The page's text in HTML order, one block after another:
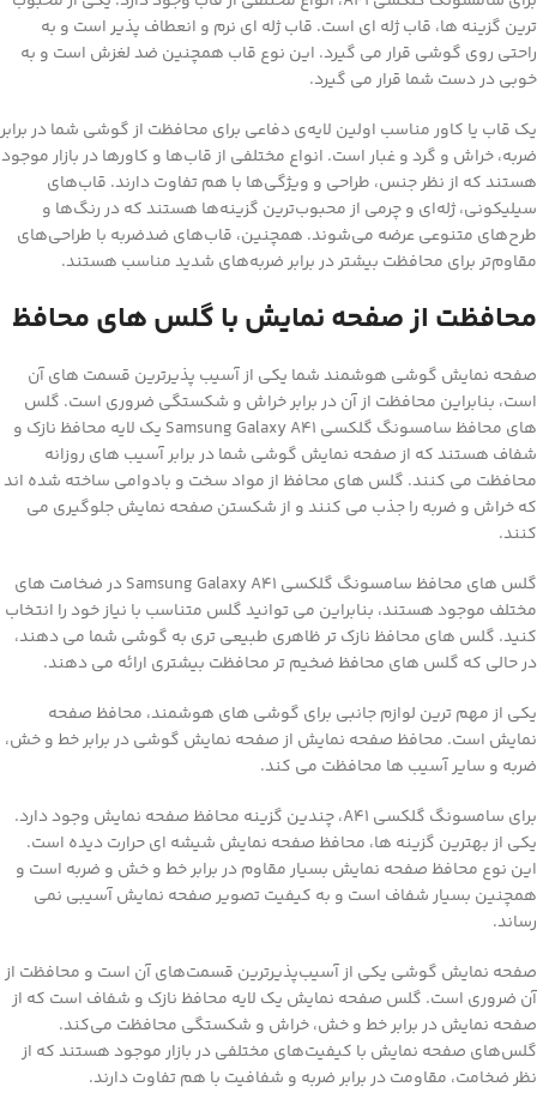
ترین گزینه ها، قاب ژله ای است. قاب ژله ای نرم و انعطاف پذیر است و به
راحتی روی گوشی قرار می گیرد. این نوع قاب همچنین ضد لغزش است و به
خوبی در دست شما قرار می گیرد.
یک قاب یا کاور مناسب اولین لایه‌ی دفاعی برای محافظت از گوشی شما در برابر
ضربه، خراش و گرد و غبار است. انواع مختلفی از قاب‌ها و کاورها در بازار موجود
هستند که از نظر جنس، طراحی و ویژگی‌ها با هم تفاوت دارند. قاب‌های
سیلیکونی، ژله‌ای و چرمی از محبوب‌ترین گزینه‌ها هستند که در رنگ‌ها و
طرح‌های متنوعی عرضه می‌شوند. همچنین، قاب‌های ضدضربه با طراحی‌های
مقاوم‌تر برای محافظت بیشتر در برابر ضربه‌های شدید مناسب هستند.
محافظت از صفحه نمایش با گلس های محافظ
صفحه نمایش گوشی هوشمند شما یکی از آسیب پذیرترین قسمت های آن
است، بنابراین محافظت از آن در برابر خراش و شکستگی ضروری است. گلس
های محافظ سامسونگ گلکسی Samsung Galaxy A41 یک لایه محافظ نازک و
شفاف هستند که از صفحه نمایش گوشی شما در برابر آسیب های روزانه
محافظت می کنند. گلس های محافظ از مواد سخت و بادوامی ساخته شده اند
که خراش و ضربه را جذب می کنند و از شکستن صفحه نمایش جلوگیری می
کنند.
گلس های محافظ سامسونگ گلکسی Samsung Galaxy A41 در ضخامت های
مختلف موجود هستند، بنابراین می توانید گلس متناسب با نیاز خود را انتخاب
کنید. گلس های محافظ نازک تر ظاهری طبیعی تری به گوشی شما می دهند،
در حالی که گلس های محافظ ضخیم تر محافظت بیشتری ارائه می دهند.
یکی از مهم ترین لوازم جانبی برای گوشی های هوشمند، محافظ صفحه
نمایش است. محافظ صفحه نمایش از صفحه نمایش گوشی در برابر خط و خش،
ضربه و سایر آسیب ها محافظت می کند.
برای سامسونگ گلکسی A41، چندین گزینه محافظ صفحه نمایش وجود دارد.
یکی از بهترین گزینه ها، محافظ صفحه نمایش شیشه ای حرارت دیده است.
این نوع محافظ صفحه نمایش بسیار مقاوم در برابر خط و خش و ضربه است و
همچنین بسیار شفاف است و به کیفیت تصویر صفحه نمایش آسیبی نمی
رساند.
صفحه نمایش گوشی یکی از آسیب‌پذیرترین قسمت‌های آن است و محافظت از
آن ضروری است. گلس صفحه نمایش یک لایه محافظ نازک و شفاف است که از
صفحه نمایش در برابر خط و خش، خراش و شکستگی محافظت می‌کند.
گلس‌های صفحه نمایش با کیفیت‌های مختلفی در بازار موجود هستند که از
نظر ضخامت، مقاومت در برابر ضربه و شفافیت با هم تفاوت دارند.